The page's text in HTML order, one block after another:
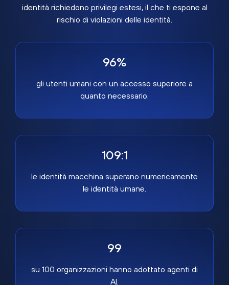
identità richiedono privilegi estesi, il che ti espone al
rischio di violazioni delle identità.
96%
gli utenti umani con un accesso superiore a
quanto necessario.
109:1
le identità macchina superano numericamente
le identità umane.
99
su 100 organizzazioni hanno adottato agenti di
AI.